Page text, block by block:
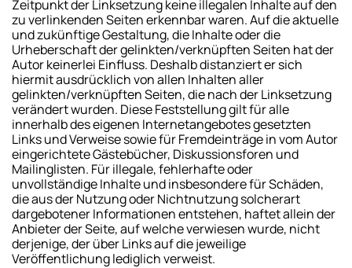
Zeitpunkt der Linksetzung keine illegalen Inhalte auf den
zu verlinkenden Seiten erkennbar waren. Auf die aktuelle
und zukünftige Gestaltung, die Inhalte oder die
Urheberschaft der gelinkten/verknüpften Seiten hat der
Autor keinerlei Einfluss. Deshalb distanziert er sich
hiermit ausdrücklich von allen Inhalten aller
gelinkten/verknüpften Seiten, die nach der Linksetzung
verändert wurden. Diese Feststellung gilt für alle
innerhalb des eigenen Internetangebotes gesetzten
Links und Verweise sowie für Fremdeinträge in vom Autor
eingerichtete Gästebücher, Diskussionsforen und
Mailinglisten. Für illegale, fehlerhafte oder
unvollständige Inhalte und insbesondere für Schäden,
die aus der Nutzung oder Nichtnutzung solcherart
dargebotener Informationen entstehen, haftet allein der
Anbieter der Seite, auf welche verwiesen wurde, nicht
derjenige, der über Links auf die jeweilige
Veröffentlichung lediglich verweist.